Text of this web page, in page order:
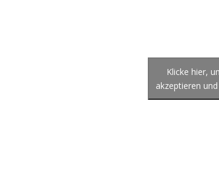
Klicke hier,
akzeptieren